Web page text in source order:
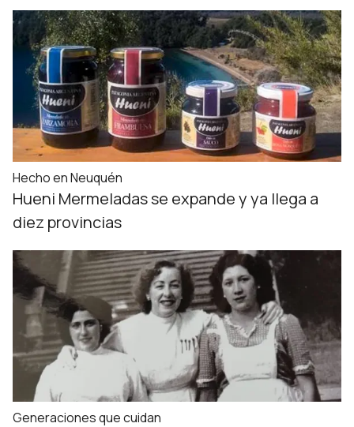
Hecho en Neuquén
Hueni Mermeladas se expande y ya llega a
diez provincias
Generaciones que cuidan